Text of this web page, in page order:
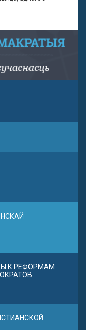
К РЕФОРМАМ